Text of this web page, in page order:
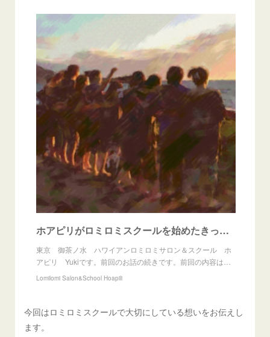
ホアピリがロミロミスクールを始めたきっかけ（後編）
東京 御茶ノ水 ハワイアンロミロミサロン＆スクール ホ
アピリ Yukiです。前回のお話の続きです。前回の内容は…
Lomilomi Salon&School Hoapili
今回はロミロミスクールで大切にしている想いをお伝えし
ます。